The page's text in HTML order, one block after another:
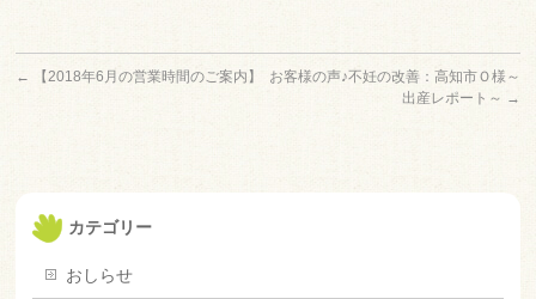
← 【2018年6月の営業時間のご案内】
お客様の声♪不妊の改善：高知市Ｏ様～
出産レポート～ →
カテゴリー
おしらせ